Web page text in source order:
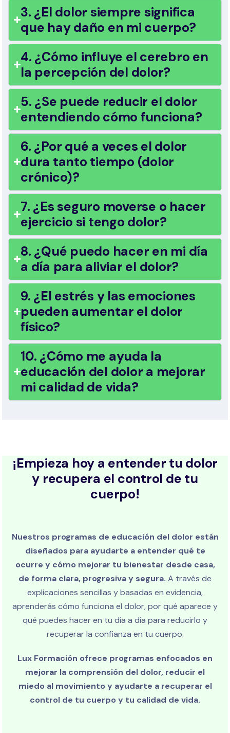
3. ¿El dolor siempre significa
que hay daño en mi cuerpo?
4. ¿Cómo influye el cerebro en
la percepción del dolor?
5. ¿Se puede reducir el dolor
entendiendo cómo funciona?
6. ¿Por qué a veces el dolor
dura tanto tiempo (dolor
crónico)?
7. ¿Es seguro moverse o hacer
ejercicio si tengo dolor?
8. ¿Qué puedo hacer en mi día
a día para aliviar el dolor?
9. ¿El estrés y las emociones
pueden aumentar el dolor
físico?
10. ¿Cómo me ayuda la
educación del dolor a mejorar
mi calidad de vida?
¡Empieza hoy a entender tu dolor
y recupera el control de tu
cuerpo!
Nuestros programas de educación del dolor están
diseñados para ayudarte a entender qué te
ocurre y cómo mejorar tu bienestar desde casa,
de forma clara, progresiva y segura. A través de
explicaciones sencillas y basadas en evidencia,
aprenderás cómo funciona el dolor, por qué aparece y
qué puedes hacer en tu día a día para reducirlo y
recuperar la confianza en tu cuerpo.
Lux Formación ofrece programas enfocados en
mejorar la comprensión del dolor, reducir el
miedo al movimiento y ayudarte a recuperar el
control de tu cuerpo y tu calidad de vida.